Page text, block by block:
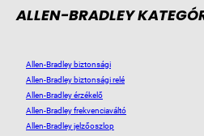
ALLEN-BRADLEY
Allen-Bradley biztonsági
Allen-Bradley biztonsági relé
Allen-Bradley érzékelő
Allen-Bradley frekvenciaváltó
Allen-Bradley jelzőoszlop